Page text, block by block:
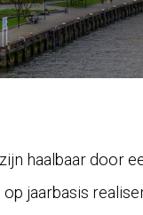
haalbaar door
jaarbasis